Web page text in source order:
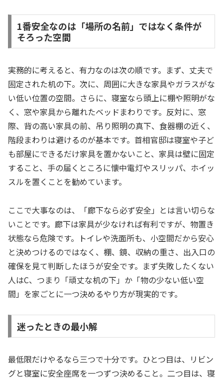
1番安全なのは「場所の名前」ではなく条件が
そろった空間
実務的に考えると、有力なのは次の順です。まず、丈夫で
固定された机の下。次に、周囲に大きな家具やガラスがな
い低い位置の空間。さらに、寝室なら頭上に棚や照明がな
く、窓や家具から離れたベッドまわりです。反対に、窓
際、背の高い家具の前、吊り照明の真下、食器棚の近く、
階段まわりは避けるのが基本です。首相官邸は寝室や子ど
も部屋にできるだけ家具を置かないこと、家具は壁に固定
すること、手の届くところに懐中電灯やスリッパ、ホイッ
スルを置くことを勧めています。
ここで大事なのは、「廊下なら必ず安全」とは言い切らな
いことです。廊下は家具が少なければ有利ですが、物置き
状態なら危険です。トイレや洗面所も、小空間だから安心
と決めつけるのではなく、棚、鏡、収納の重さ、出入口の
確保を見て判断したほうが安全です。まず失敗したくない
人はC、つまり「頑丈な机の下」か「物の少ない低い空
間」を家ごとに一つ決めるやり方が現実的です。
迷ったときの最小解
最低限だけやるなら三つで十分です。ひとつ目は、リビン
グと寝室に安全座席を一つずつ決めること。二つ目は、寝